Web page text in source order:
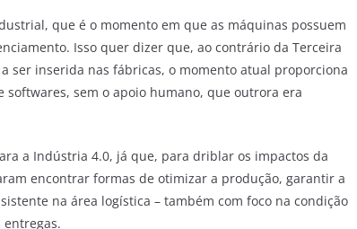
que é o momento em que as máquinas possuem
Isso quer dizer que, ao contrário da Terceira
ser inserida nas fábricas, o momento atual proporciona
sem o apoio humano, que outrora era
a Indústria 4.0, já que, para driblar os impactos da
encontrar formas de otimizar a produção, garantir a
na área logística – também com foco na condição